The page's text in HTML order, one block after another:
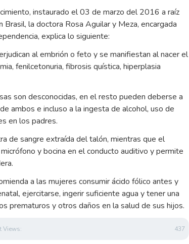
instaurado el 03 de marzo del 2016 a raíz
la doctora Rosa Aguilar y Meza, encargada
explica lo siguiente:
al embrión o feto y se manifiestan al nacer el
fenilcetonuria, fibrosis quística, hiperplasia
son desconocidas, en el resto pueden deberse a
ambos e incluso a la ingesta de alcohol, uso de
en los padres.
de sangre extraída del talón, mientras que el
y bocina en el conducto auditivo y permite
a las mujeres consumir ácido fólico antes y
ejercitarse, ingerir suficiente agua y tener una
prematuros y otros daños en la salud de sus hijos.
Views: 437